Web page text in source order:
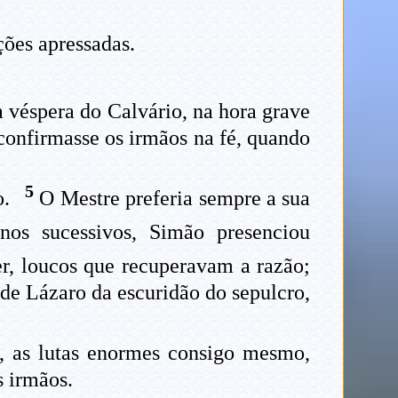
apressadas.
do Calvário, na hora grave
os irmãos na fé, quando
5 O Mestre preferia sempre a sua
sucessivos, Simão presenciou
loucos que recuperavam a razão;
Lázaro da escuridão do sepulcro,
lutas enormes consigo mesmo,
irmãos.